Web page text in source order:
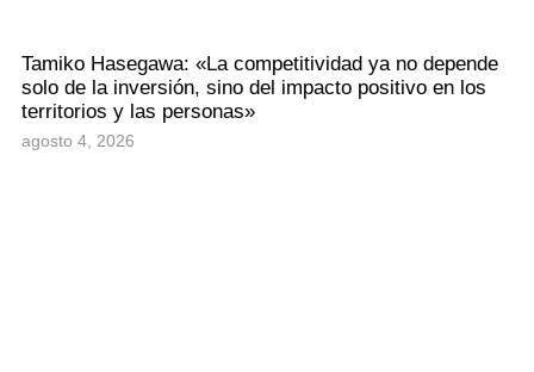
Tamiko Hasegawa: «La competitividad ya no depende
solo de la inversión, sino del impacto positivo en los
territorios y las personas»
agosto 4, 2026